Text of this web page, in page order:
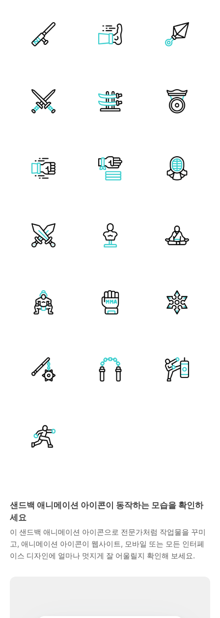
샌드백 애니메이션 아이콘이 동작하는 모습을 확인하
세요
이 샌드백 애니메이션 아이콘으로 전문가처럼 작업물을 꾸미
고, 애니메이션 아이콘이 웹사이트, 모바일 또는 모든 인터페
이스 디자인에 얼마나 멋지게 잘 어울릴지 확인해 보세요.